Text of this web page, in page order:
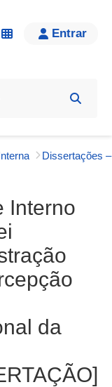
Entrar
Interno
da